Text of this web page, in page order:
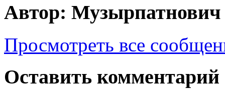
Автор: Музырпатнович
Просмотреть все
Оставить комментарий